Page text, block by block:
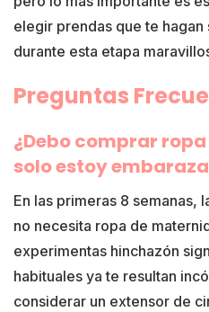
elegir prendas que te hagan
durante esta etapa
Preguntas
¿Debo comprar
solo estoy
En las primeras 8 semanas,
no necesita ropa de
experimentas hinchazón
habituales ya te resultan
considerar un extensor de